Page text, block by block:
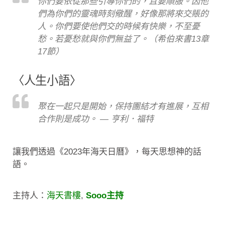
們為你們的靈魂時刻儆醒，好像那將來交賬的
人。你們要使他們交的時候有快樂，不至憂
愁。若憂愁就與你們無益了。（希伯來書13章
17節）
〈人生小語〉
聚在一起只是開始，保持團結才有進展，互相
合作則是成功。 — 亨利．福特
讓我們透過《2023年海天日曆》，每天思想神的話
語。
主持人： 海天書樓, Sooo主持